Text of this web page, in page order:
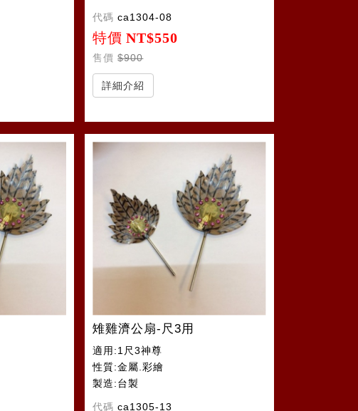
代碼 ca1304-08
特價 NT$550
售價 $900
詳細介紹
雉雞濟公扇-尺3用
適用:1尺3神尊
性質:金屬.彩繪
製造:台製
代碼 ca1305-13